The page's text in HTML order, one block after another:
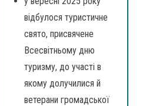
відбулося туристичне
свято, присвячене
Всесвітньому дню
туризму, до участі в
якому долучилися й
ветерани громадської